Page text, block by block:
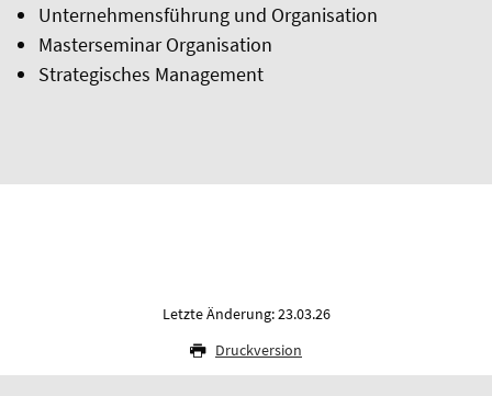
Unternehmensführung und Organisation
Masterseminar Organisation
Strategisches Management
Letzte Änderung: 23.03.26
Druckversion